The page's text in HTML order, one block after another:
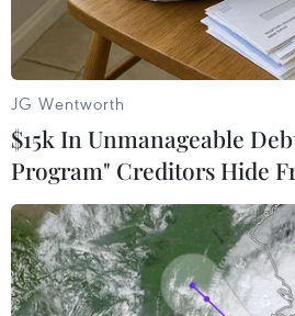
JG Wentworth
$15k In Unmanageable
Program" Creditors Hide